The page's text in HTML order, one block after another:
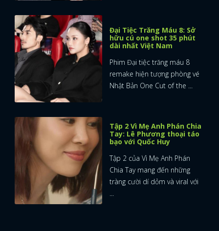
Đại Tiệc Trăng Máu 8: Sở
hữu cú one shot 35 phút
dài nhất Việt Nam
Phim Đại tiệc trăng máu 8
remake hiện tượng phòng vé
Nhật Bản One Cut of the ...
Tập 2 Vì Mẹ Anh Phán Chia
Tay: Lê Phương thoại táo
bạo với Quốc Huy
Tập 2 của Vì Mẹ Anh Phán
Chia Tay mang đến những
tràng cười dí dỏm và viral với
...